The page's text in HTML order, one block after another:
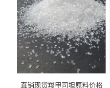
直销现货羧甲司坦原料价格